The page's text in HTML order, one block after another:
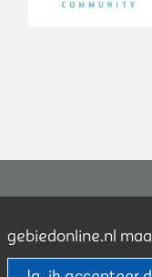
Over ons
gebiedonline.nl